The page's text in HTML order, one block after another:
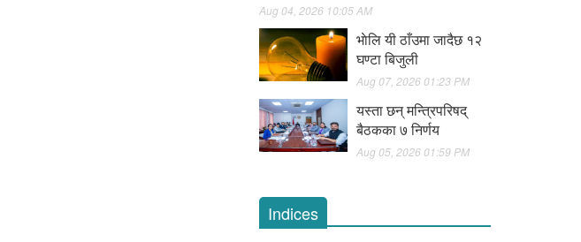
Aug 04, 2026 10:05 AM
भाेलि यी ठाँउमा जादैछ १२
घण्टा बिजुली
Aug 07, 2026 01:23 PM
यस्ता छन् मन्त्रिपरिषद्
बैठकका ७ निर्णय
Aug 05, 2026 01:59 PM
Indices